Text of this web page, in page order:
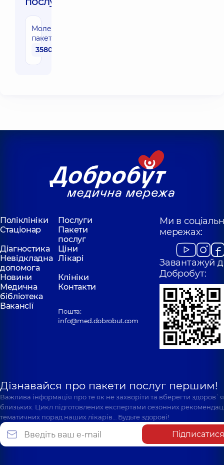
Молекулярний
пакет "Яйце"
3580 грн
Поліклініки
Послуги
Стаціонар
Пакети
послуг
Діагностика
Ціни
Невідкладна
допомога
Лікарі
Новини
Клініки
Медична
бібліотека
Контакти
Вакансії
Пошта:
info@med.dobrobut.com
Ми в
мережах:
Завантажуй
Добробут:
Дізнавайся про пакети послуг першим!
Важлива інформація про те як не захворіти та вберегти
близьких. Цикл підготовлених експертами сезонних
тематичних порад наших лікарів… Будьте здорові!
Підписатися